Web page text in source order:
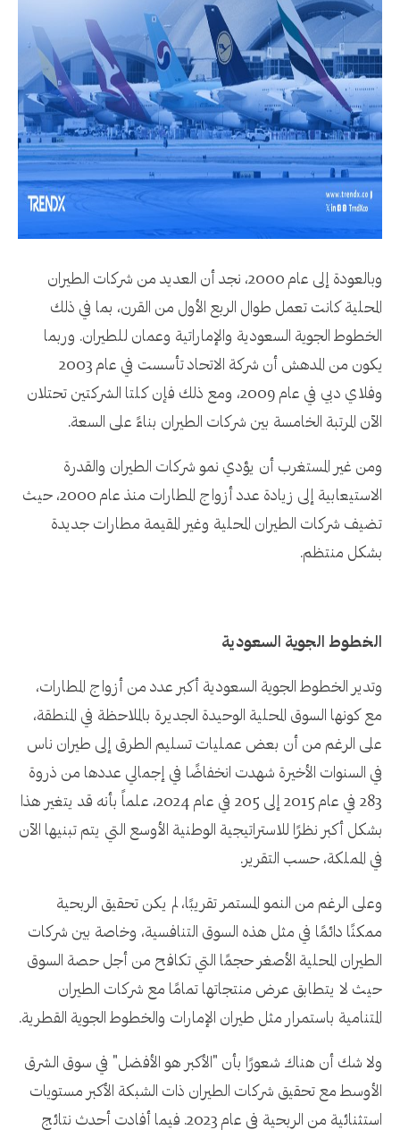
وبالعودة إلى عام 2000، نجد أن العديد من شركات الطيران
المحلية كانت تعمل طوال الربع الأول من القرن، بما في ذلك
الخطوط الجوية السعودية والإماراتية وعمان للطيران. وربما
يكون من المدهش أن شركة الاتحاد تأسست في عام 2003
وفلاي دبي في عام 2009، ومع ذلك فإن كلتا الشركتين تحتلان
الآن المرتبة الخامسة بين شركات الطيران بناءً على السعة.
ومن غير المستغرب أن يؤدي نمو شركات الطيران والقدرة
الاستيعابية إلى زيادة عدد أزواج المطارات منذ عام 2000، حيث
تضيف شركات الطيران المحلية وغير المقيمة مطارات جديدة
بشكل منتظم.
الخطوط الجوية السعودية
وتدير الخطوط الجوية السعودية أكبر عدد من أزواج المطارات،
مع كونها السوق المحلية الوحيدة الجديرة بالملاحظة في المنطقة،
على الرغم من أن بعض عمليات تسليم الطرق إلى طيران ناس
في السنوات الأخيرة شهدت انخفاضًا في إجمالي عددها من ذروة
283 في عام 2015 إلى 205 في عام 2024، علماً بأنه قد يتغير هذا
بشكل أكبر نظرًا للاستراتيجية الوطنية الأوسع التي يتم تبنيها الآن
في المملكة، حسب التقرير.
وعلى الرغم من النمو المستمر تقريبًا، لم يكن تحقيق الربحية
ممكنًا دائمًا في مثل هذه السوق التنافسية، وخاصة بين شركات
الطيران المحلية الأصغر حجمًا التي تكافح من أجل حصة السوق
حيث لا يتطابق عرض منتجاتها تمامًا مع شركات الطيران
المتنامية باستمرار مثل طيران الإمارات والخطوط الجوية القطرية.
ولا شك أن هناك شعورًا بأن "الأكبر هو الأفضل" في سوق الشرق
الأوسط مع تحقيق شركات الطيران ذات الشبكة الأكبر مستويات
استثنائية من الربحية في عام 2023. فيما أفادت أحدث نتائج